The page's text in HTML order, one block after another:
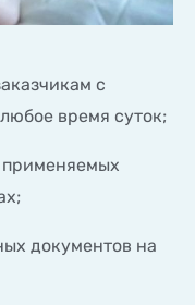
с
время суток;
документов на